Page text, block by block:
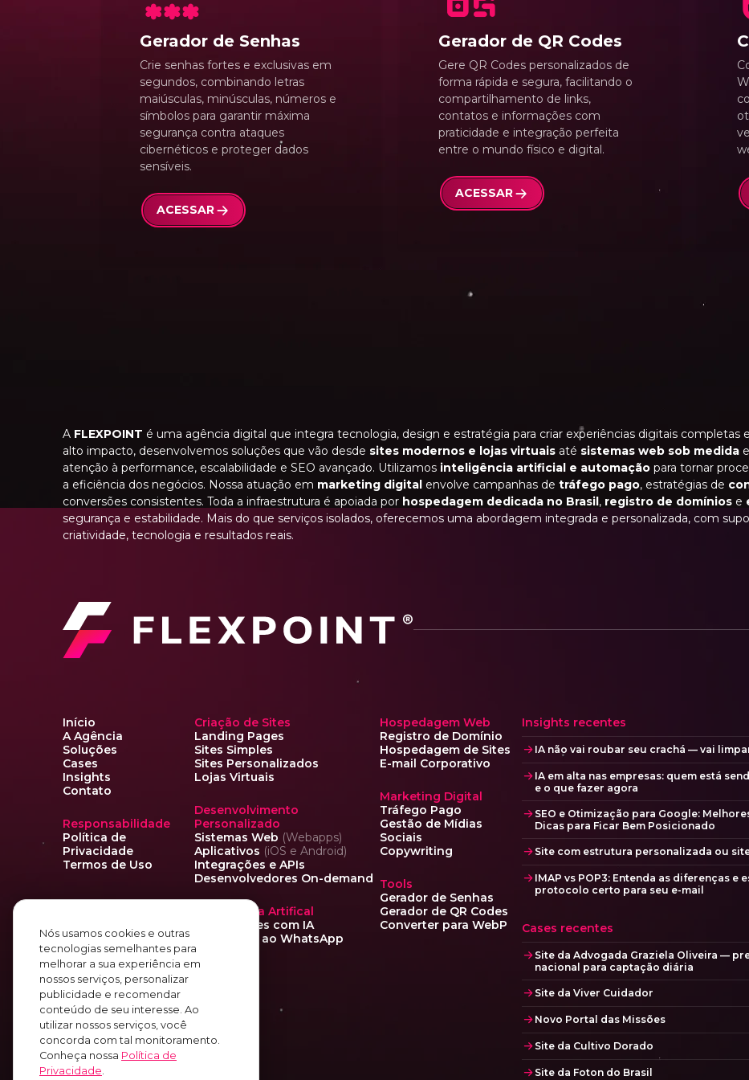
Gerador de Senhas
Crie senhas fortes e exclusivas em
segundos, combinando letras
maiúsculas, minúsculas, números e
símbolos para garantir máxima
segurança contra ataques
cibernéticos e proteger dados
sensíveis.
ACESSAR
Gerador de QR Codes
Gere QR Codes personalizados de
forma rápida e segura, facilitando o
compartilhamento de links,
contatos e informações com
praticidade e integração perfeita
entre o mundo físico e digital.
ACESSAR
A FLEXPOINT é uma agência digital que integra tecnologia, design e estratégia para criar experiências digitais completas
alto impacto, desenvolvemos soluções que vão desde sites modernos e lojas virtuais até sistemas web sob medida e
atenção à performance, escalabilidade e SEO avançado. Utilizamos inteligência artificial e automação para tornar
a eficiência dos negócios. Nossa atuação em marketing digital envolve campanhas de tráfego pago, estratégias de
conversões consistentes. Toda a infraestrutura é apoiada por hospedagem dedicada no Brasil, registro de domínios e
segurança e estabilidade. Mais do que serviços isolados, oferecemos uma abordagem integrada e personalizada, com
criatividade, tecnologia e resultados reais.
Início
A Agência
Soluções
Cases
Insights
Contato
Responsabilidade
Política de
Privacidade
Termos de Uso
Criação de Sites
Landing Pages
Sites Simples
Sites Personalizados
Lojas Virtuais
Desenvolvimento
Personalizado
Sistemas Web (Webapps)
Aplicativos (iOS e Android)
Integrações e APIs
Desenvolvedores On-demand
Inteligência Artifical
Automações com IA
integradas ao WhatsApp
Hospedagem Web
Registro de Domínio
Hospedagem de Sites
E-mail Corporativo
Marketing Digital
Tráfego Pago
Gestão de Mídias
Sociais
Copywriting
Tools
Gerador de Senhas
Gerador de QR Codes
Converter para WebP
Insights recentes
IA não vai roubar seu crachá — vai
IA em alta nas empresas: quem está
e o que fazer agora
SEO e Otimização para Google:
Dicas para Ficar Bem Posicionado
Site com estrutura personalizada ou
IMAP vs POP3: Entenda as diferenças e
protocolo certo para seu e-mail
Cases recentes
Site da Advogada Graziela Oliveira —
nacional para captação diária
Site da Viver Cuidador
Novo Portal das Missões
Site da Cultivo Dorado
Site da Foton do Brasil
Nós usamos cookies e outras
tecnologias semelhantes para
melhorar a sua experiência em
nossos serviços, personalizar
publicidade e recomendar
conteúdo de seu interesse. Ao
utilizar nossos serviços, você
concorda com tal monitoramento.
Conheça nossa Política de
Privacidade.